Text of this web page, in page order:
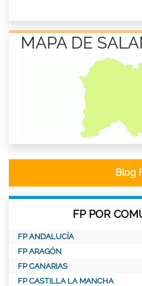
MAPA DE
Blog
FP POR
FP ANDALUCÍA
FP ARAGÓN
FP CANARIAS
FP CASTILLA LA MANCHA